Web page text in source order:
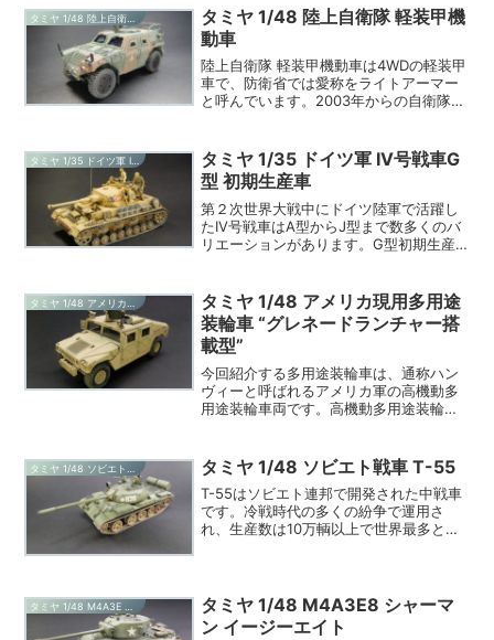
す。...
タミヤ 1/48 陸上自衛隊 軽装甲機
動車
陸上自衛隊 軽装甲機動車は4WDの軽装甲
車で、防衛省では愛称をライトアーマー
と呼んでいます。2003年からの自衛隊イ
自衛隊でも使用されています。製造は重
機でおなじみの小...
タミヤ 1/35 ドイツ軍 IV号戦車G
型 初期生産車
第２次世界大戦中にドイツ陸軍で活躍し
たIV号戦車はA型からJ型まで数多くのバ
リエーションがあります。G型初期生産
75mm砲を搭載していることです。その
後のG型は更に4...
タミヤ 1/48 アメリカ現用多用途装輪車 “グレネードランチャー搭載型”
タミヤ 1/48 アメリカ現用多用途
装輪車 “グレネードランチャー搭
載型”
今回紹介する多用途装輪車は、通称ハン
ヴィーと呼ばれるアメリカ軍の高機動多
用途装輪車両です。高機動多用途装輪車
すが、略して”HMMWV”と...
タミヤ 1/48 ソビエト戦車 T-55
T-55はソビエト連邦で開発された中戦車
です。冷戦時代の多くの紛争で運用さ
れ、生産数は10万輌以上で世界最多と言
紹介するのはタミ...
タミヤ 1/48 M4A3E シャーマン イージーエイト
タミヤ 1/48 M4A3E8 シャーマ
ン イージーエイト